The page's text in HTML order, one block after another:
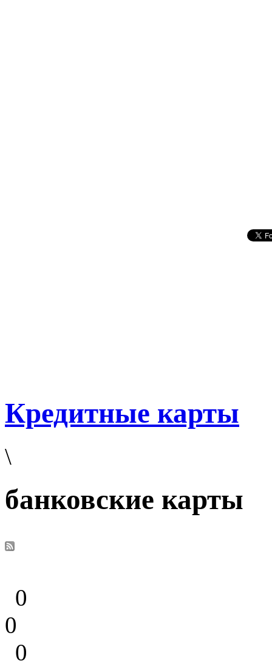
Кредитные карты
\
банковские карты
0
0
0